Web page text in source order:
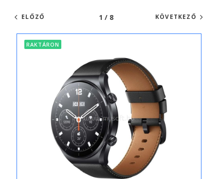
ELŐZŐ 1 / 8 KÖVETKEZŐ
RAKTÁRON